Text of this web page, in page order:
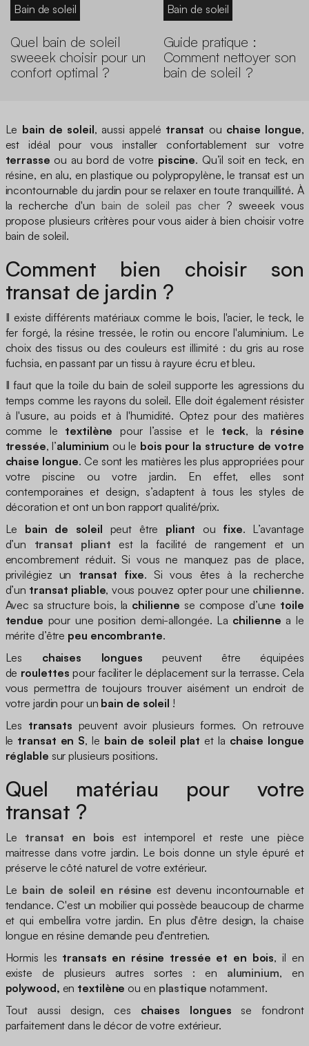
Bain de soleil
Quel bain de soleil
sweeek choisir pour un
confort optimal ?
Bain de soleil
Guide pratique :
Comment nettoyer son
bain de soleil ?
Le bain de soleil, aussi appelé transat ou chaise longue,
est idéal pour vous installer confortablement sur votre
terrasse ou au bord de votre piscine. Qu’il soit en teck, en
résine, en alu, en plastique ou polypropylène, le transat est un
incontournable du jardin pour se relaxer en toute tranquillité. À
la recherche d'un bain de soleil pas cher? sweeek vous
propose plusieurs critères pour vous aider à bien choisir votre
bain de soleil.
Comment bien choisir son
transat de jardin ?
Il existe différents matériaux comme le bois, l'acier, le teck, le
fer forgé, la résine tressée, le rotin ou encore l'aluminium. Le
choix des tissus ou des couleurs est illimité : du gris au rose
fuchsia, en passant par un tissu à rayure écru et bleu.
Il faut que la toile du bain de soleil supporte les agressions du
temps comme les rayons du soleil. Elle doit également résister
à l'usure, au poids et à l'humidité. Optez pour des matières
comme le textilène pour l’assise et le teck, la résine
tressée, l’aluminium ou le bois pour la structure de votre
chaise longue. Ce sont les matières les plus appropriées pour
votre piscine ou votre jardin. En effet, elles sont
contemporaines et design, s’adaptent à tous les styles de
décoration et ont un bon rapport qualité/prix.
Le bain de soleil peut être pliant ou fixe. L’avantage
d’un transat pliant est la facilité de rangement et un
encombrement réduit. Si vous ne manquez pas de place,
privilégiez un transat fixe. Si vous êtes à la recherche
d’un transat pliable, vous pouvez opter pour une chilienne.
Avec sa structure bois, la chilienne se compose d’une toile
tendue pour une position demi-allongée. La chilienne a le
mérite d’être peu encombrante.
Les chaises longues peuvent être équipées
de roulettes pour faciliter le déplacement sur la terrasse. Cela
vous permettra de toujours trouver aisément un endroit de
votre jardin pour un bain de soleil !
Les transats peuvent avoir plusieurs formes. On retrouve
le transat en S, le bain de soleil plat et la chaise longue
réglable sur plusieurs positions.
Quel matériau pour votre
transat ?
Le transat en bois est intemporel et reste une pièce
maitresse dans votre jardin. Le bois donne un style épuré et
préserve le côté naturel de votre extérieur.
Le bain de soleil en résine est devenu incontournable et
tendance. C'est un mobilier qui possède beaucoup de charme
et qui embellira votre jardin. En plus d'être design, la chaise
longue en résine demande peu d'entretien.
Hormis les transats en résine tressée et en bois, il en
existe de plusieurs autres sortes : en aluminium, en
polywood, en textilène ou en plastique notamment.
Tout aussi design, ces chaises longues se fondront
parfaitement dans le décor de votre extérieur.